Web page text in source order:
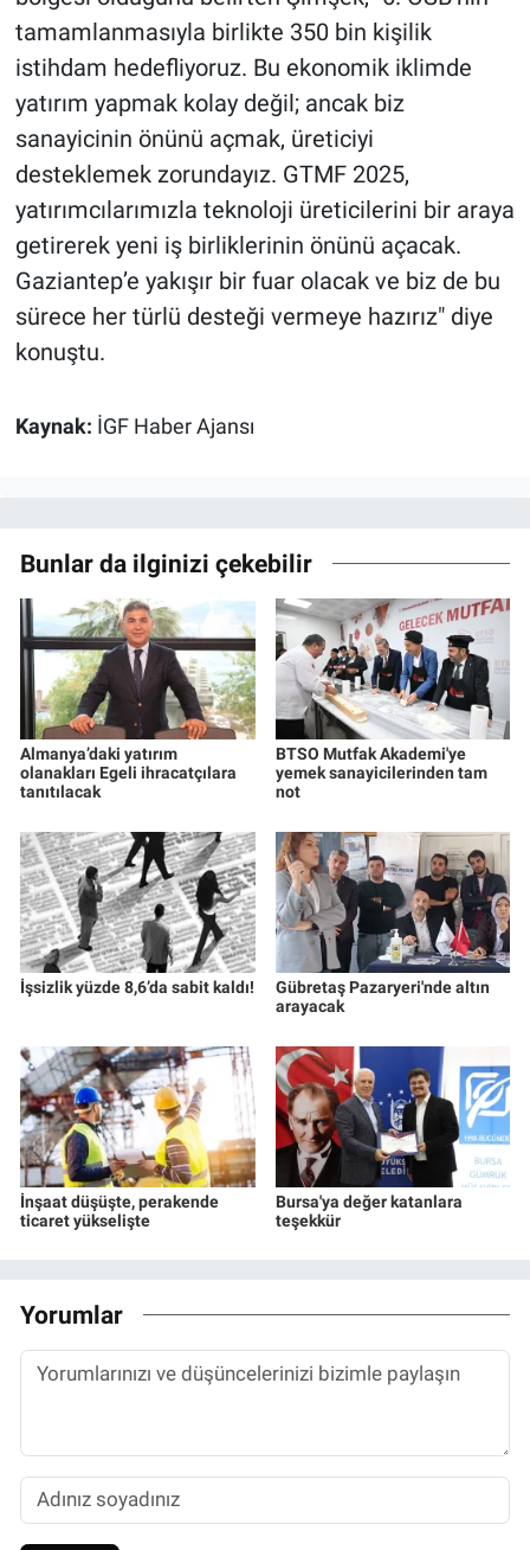
tamamlanmasıyla birlikte 350 bin kişilik
istihdam hedefliyoruz. Bu ekonomik iklimde
yatırım yapmak kolay değil; ancak biz
sanayicinin önünü açmak, üreticiyi
desteklemek zorundayız. GTMF 2025,
yatırımcılarımızla teknoloji üreticilerini bir araya
getirerek yeni iş birliklerinin önünü açacak.
Gaziantep’e yakışır bir fuar olacak ve biz de bu
sürece her türlü desteği vermeye hazırız" diye
konuştu.
Kaynak: İGF Haber Ajansı
Bunlar da ilginizi çekebilir
Almanya’daki yatırım
olanakları Egeli ihracatçılara
tanıtılacak
BTSO Mutfak Akademi'ye
yemek sanayicilerinden tam
not
İşsizlik yüzde 8,6’da sabit kaldı!
Gübretaş Pazaryeri'nde altın
arayacak
İnşaat düşüşte, perakende
ticaret yükselişte
Bursa'ya değer katanlara
teşekkür
Yorumlar